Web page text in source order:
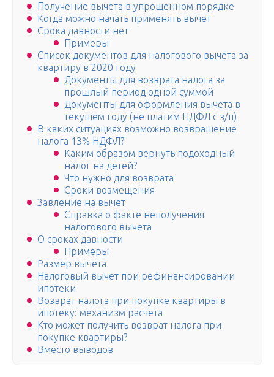
Получение вычета в упрощенном порядке
Когда можно начать применять вычет
Срока давности нет
Примеры
Список документов для налогового вычета за
квартиру в 2020 году
Документы для возврата налога за
прошлый период одной суммой
Документы для оформления вычета в
текущем году (не платим НДФЛ с з/п)
В каких ситуациях возможно возвращение
налога 13% НДФЛ?
Каким образом вернуть подоходный
налог на детей?
Что нужно для возврата
Сроки возмещения
Завление на вычет
Справка о факте неполучения
налогового вычета
О сроках давности
Примеры
Размер вычета
Налоговый вычет при рефинансировании
ипотеки
Возврат налога при покупке квартиры в
ипотеку: механизм расчета
Кто может получить возврат налога при
покупке квартиры?
Вместо выводов